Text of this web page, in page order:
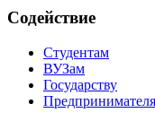
Содействие
Студентам
ВУЗам
Государству